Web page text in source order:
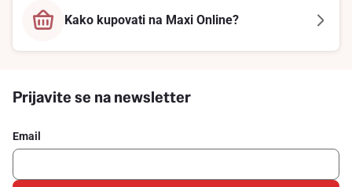
Kako kupovati na Maxi Online?
Prijavite se na newsletter
Email